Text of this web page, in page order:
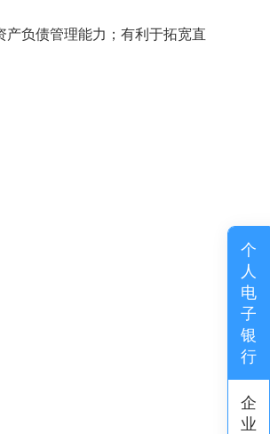
个
人
电
子
银
行
企
业
负债管理能力；有利于拓宽直